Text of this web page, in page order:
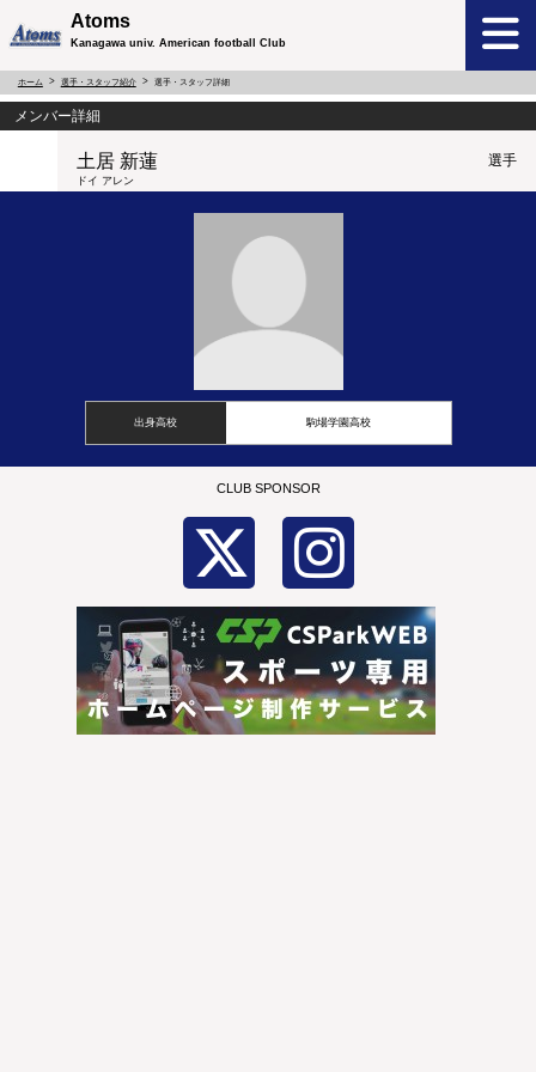
Atoms
Kanagawa univ. American football Club
ホーム 選手・スタッフ紹介 選手・スタッフ詳細
メンバー詳細
土居 新蓮
ドイ アレン
選手
出身高校 駒場学園高校
CLUB SPONSOR